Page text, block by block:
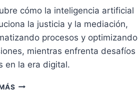
cómo la inteligencia artificial
la justicia y la mediación,
procesos y optimizando
mientras enfrenta desafíos
en la era digital.